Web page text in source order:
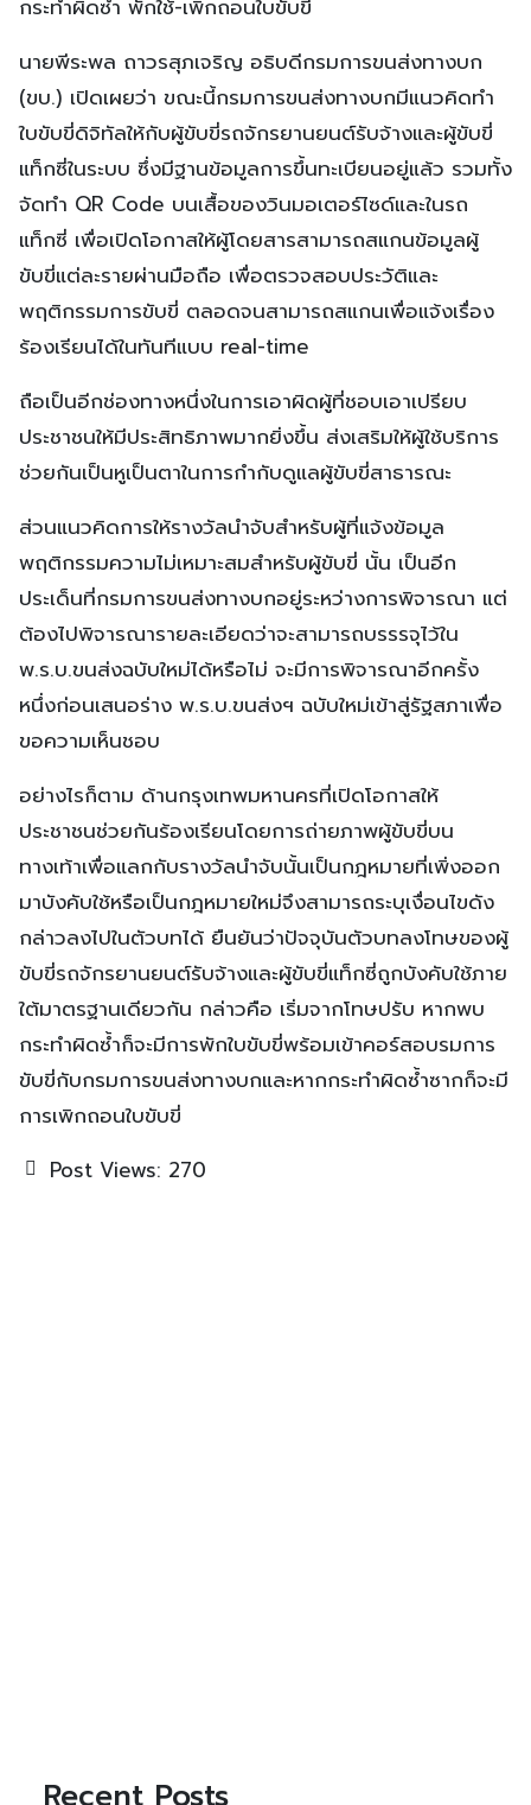
กระทำผิดซ้ำ พักใช้-เพิกถอนใบขับขี่
นายพีระพล ถาวรสุภเจริญ อธิบดีกรมการขนส่งทางบก
(ขบ.) เปิดเผยว่า ขณะนี้กรมการขนส่งทางบกมีแนวคิดทำ
ใบขับขี่ดิจิทัลให้กับผู้ขับขี่รถจักรยานยนต์รับจ้างและผู้ขับขี่
แท็กซี่ในระบบ ซึ่งมีฐานข้อมูลการขึ้นทะเบียนอยู่แล้ว รวมทั้ง
จัดทำ QR Code บนเสื้อของวินมอเตอร์ไซด์และในรถ
แท็กซี่ เพื่อเปิดโอกาสให้ผู้โดยสารสามารถสแกนข้อมูลผู้
ขับขี่แต่ละรายผ่านมือถือ เพื่อตรวจสอบประวัติและ
พฤติกรรมการขับขี่ ตลอดจนสามารถสแกนเพื่อแจ้งเรื่อง
ร้องเรียนได้ในทันทีแบบ real-time
ถือเป็นอีกช่องทางหนึ่งในการเอาผิดผู้ที่ชอบเอาเปรียบ
ประชาชนให้มีประสิทธิภาพมากยิ่งขึ้น ส่งเสริมให้ผู้ใช้บริการ
ช่วยกันเป็นหูเป็นตาในการกำกับดูแลผู้ขับขี่สาธารณะ
ส่วนแนวคิดการให้รางวัลนำจับสำหรับผู้ที่แจ้งข้อมูล
พฤติกรรมความไม่เหมาะสมสำหรับผู้ขับขี่ นั้น เป็นอีก
ประเด็นที่กรมการขนส่งทางบกอยู่ระหว่างการพิจารณา แต่
ต้องไปพิจารณารายละเอียดว่าจะสามารถบรรรจุไว้ใน
พ.ร.บ.ขนส่งฉบับใหม่ได้หรือไม่ จะมีการพิจารณาอีกครั้ง
หนึ่งก่อนเสนอร่าง พ.ร.บ.ขนส่งฯ ฉบับใหม่เข้าสู่รัฐสภาเพื่อ
ขอความเห็นชอบ
อย่างไรก็ตาม ด้านกรุงเทพมหานครที่เปิดโอกาสให้
ประชาชนช่วยกันร้องเรียนโดยการถ่ายภาพผู้ขับขี่บน
ทางเท้าเพื่อแลกกับรางวัลนำจับนั้นเป็นกฎหมายที่เพิ่งออก
มาบังคับใช้หรือเป็นกฎหมายใหม่จึงสามารถระบุเงื่อนไขดัง
กล่าวลงไปในตัวบทได้ ยืนยันว่าปัจจุบันตัวบทลงโทษของผู้
ขับขี่รถจักรยานยนต์รับจ้างและผู้ขับขี่แท็กซี่ถูกบังคับใช้ภาย
ใต้มาตรฐานเดียวกัน กล่าวคือ เริ่มจากโทษปรับ หากพบ
กระทำผิดซ้ำก็จะมีการพักใบขับขี่พร้อมเข้าคอร์สอบรมการ
ขับขี่กับกรมการขนส่งทางบกและหากกระทำผิดซ้ำซากก็จะมี
การเพิกถอนใบขับขี่
Post Views: 270